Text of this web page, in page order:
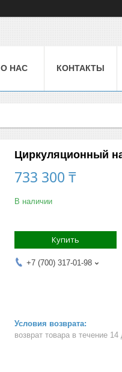
О НАС КОНТАКТЫ
Циркуляционный
733 300 ₸
В наличии
Купить
+7 (700) 317-01-98
возврат товара в течение 14